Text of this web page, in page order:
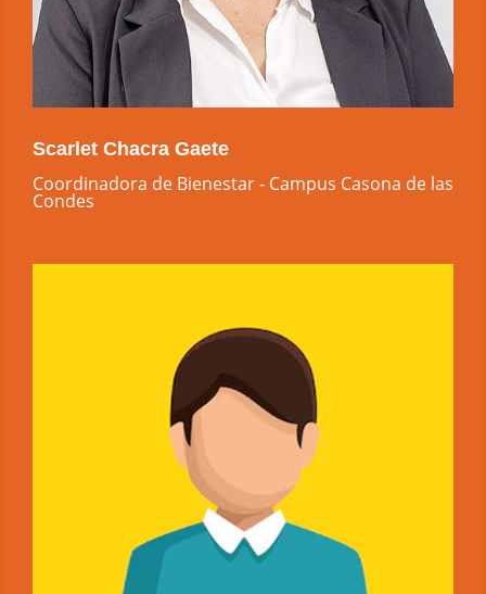
Scarlet Chacra Gaete
Coordinadora de Bienestar - Campus Casona de las
Condes